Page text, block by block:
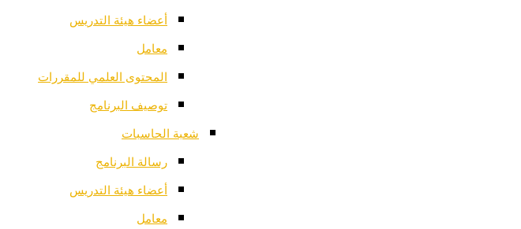
أعضاء هيئة التدريس
معامل
المحتوى العلمي للمقررات
توصيف البرنامج
شعبة الحاسبات
رسالة البرنامج
أعضاء هيئة التدريس
معامل